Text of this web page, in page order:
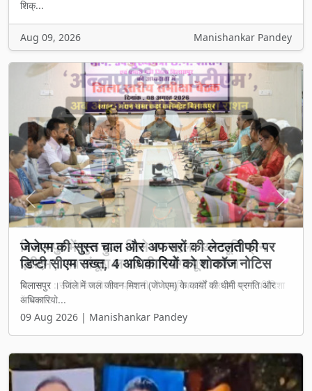
शिक्...
Aug 09, 2026 Manishankar Pandey
जेजेएम की सुस्त चाल और अफसरों की लेटलतीफी पर
डिप्टी सीएम सख्त, 4 अधिकारियों को शोकॉज नोटिस
बिलासपुर । जिले में जल जीवन मिशन (जेजेएम) के कार्यों की धीमी प्रगति और
अधिकारियो...
09 Aug 2026 | Manishankar Pandey
Previous Next